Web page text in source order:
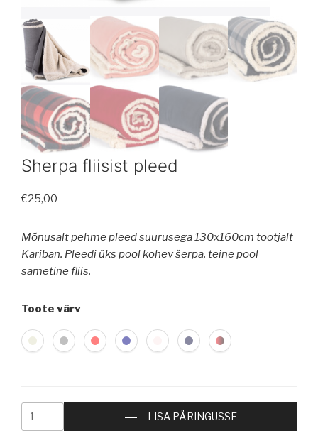
Sherpa fliisist pleed
€25,00
Mõnusalt pehme pleed suurusega 130x160cm tootjalt
Kariban. Pleedi üks pool kohev šerpa, teine ​​pool
sametine fliis.
Toote värv
LISA PÄRINGUSSE